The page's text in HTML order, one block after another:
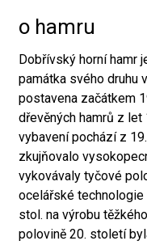
o hamru
Dobřívský horní hamr
památka svého druhu
postavena začátkem
dřevěných hamrů z
vybavení pochází z
zkujňovalo
vykovávaly tyčové
ocelářské technologie
stol. na výrobu
polovině 20. století